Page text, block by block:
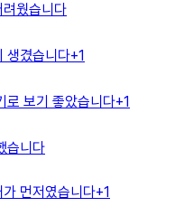
웠습니다
생겼습니다+1
로 보기 좋았습니다+1
습니다
먼저였습니다+1